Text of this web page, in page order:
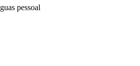
pessoal